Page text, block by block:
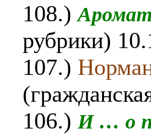
108.)
рубрики)
107.)
106.) И … о